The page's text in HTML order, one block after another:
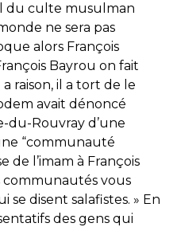
du culte musulman
ne sera pas
alors François
Bayrou on fait
raison, il a tort de le
avait dénoncé
du-Rouvray d’une
“communauté
de l’imam à François
communautés vous
disent salafistes. » En
des gens qui